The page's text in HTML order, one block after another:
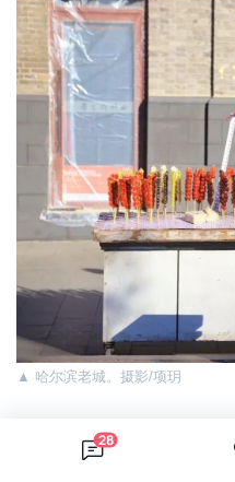
▲ 哈尔滨老城。摄影/项玥
冬季哈尔滨的室外虽银装素
28